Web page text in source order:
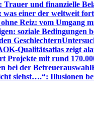
Trauer und finanzielle
einer der weltweit
Reiz: vom Umgang
soziale Bedingungen
Geschlechtern
Qualitätsatlas zeigt
Projekte mit rund
bei der Betreuerauswahl
siehst….“: Illusionen